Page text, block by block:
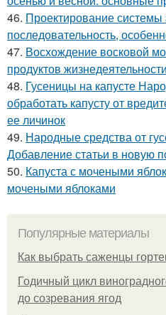
46. Проектирование системы
последовательность,
47. Восхождение восковой
продуктов
48. Гусеницы на капусте
обработать капусту от
ее личинок
49. Народные средства от
Добавление статьи в новую
50. Капуста с мочеными
мочеными яблоками
Популярные материалы
Как выбрать саженцы
Годичный цикл
до созревания ягод